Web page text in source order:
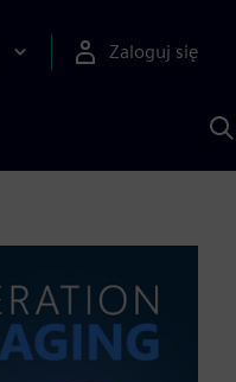
Zaloguj się